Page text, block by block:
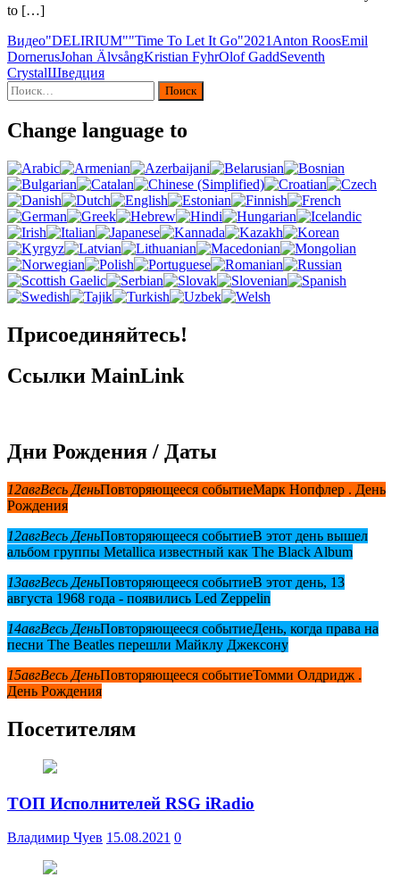
to […]
Видео"DELIRIUM""Time To Let It Go"2021 Anton RoosEmil
DornerusJohan ÄlvsångKristian FyhrOlof GaddSeventh
CrystalШведция
Найти:
Change language to
Присоединяйтесь!
Ссылки MainLink
Дни Рождения / Даты
12авгВесь ДеньПовторяющееся событиеМарк Нопфлер . День
Рождения
12авгВесь ДеньПовторяющееся событиеВ этот день вышел
альбом группы Metallica известный как The Black Album
13авгВесь ДеньПовторяющееся событиеВ этот день, 13
августа 1968 года - появились Led Zeppelin
14авгВесь ДеньПовторяющееся событиеДень, когда права на
песни The Beatles перешли Майклу Джексону
15авгВесь ДеньПовторяющееся событиеТомми Олдридж .
День Рождения
Посетителям
ТОП Исполнителей RSG iRadio
Владимир Чуев 15.08.2021 0